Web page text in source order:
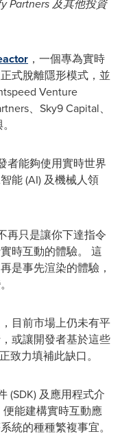
Partners 及其他投資
，一個專為實時
式脫離隱形模式，並
Venture
、Sky9 Capital、
者能夠使用實時世界
能 (AI) 及機械人領
再只是讓你下達指令
時互動的體驗。 這
是事先渲染的體驗，
目前市場上仍未有平
或讓開發者基於這些
致力填補此缺口。
(SDK) 及應用程式介
能建構實時互動應
統的種種繁複事宜。